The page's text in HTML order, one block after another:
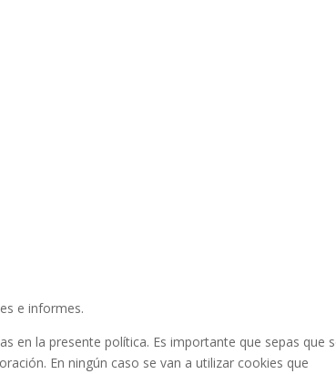
e informes.
en la presente política. Es importante que sepas que
En ningún caso se van a utilizar cookies que